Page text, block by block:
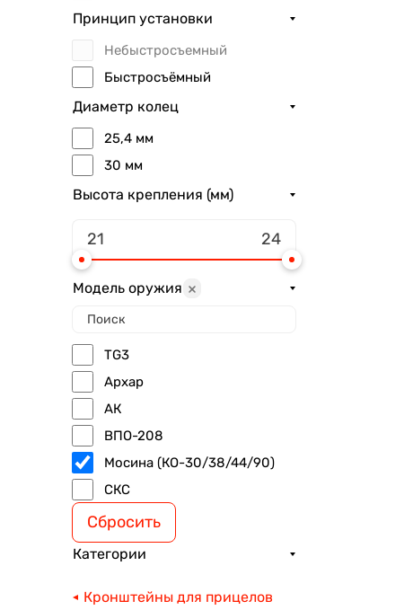
Принцип установки
Небыстросъемный
Быстросъёмный
Диаметр колец
25,4 мм
30 мм
Высота крепления (мм)
Модель оружия
TG3
Архар
АК
ВПО-208
Мосина (КО-30/38/44/90)
СКС
Сбросить
Категории
Кронштейны для прицелов